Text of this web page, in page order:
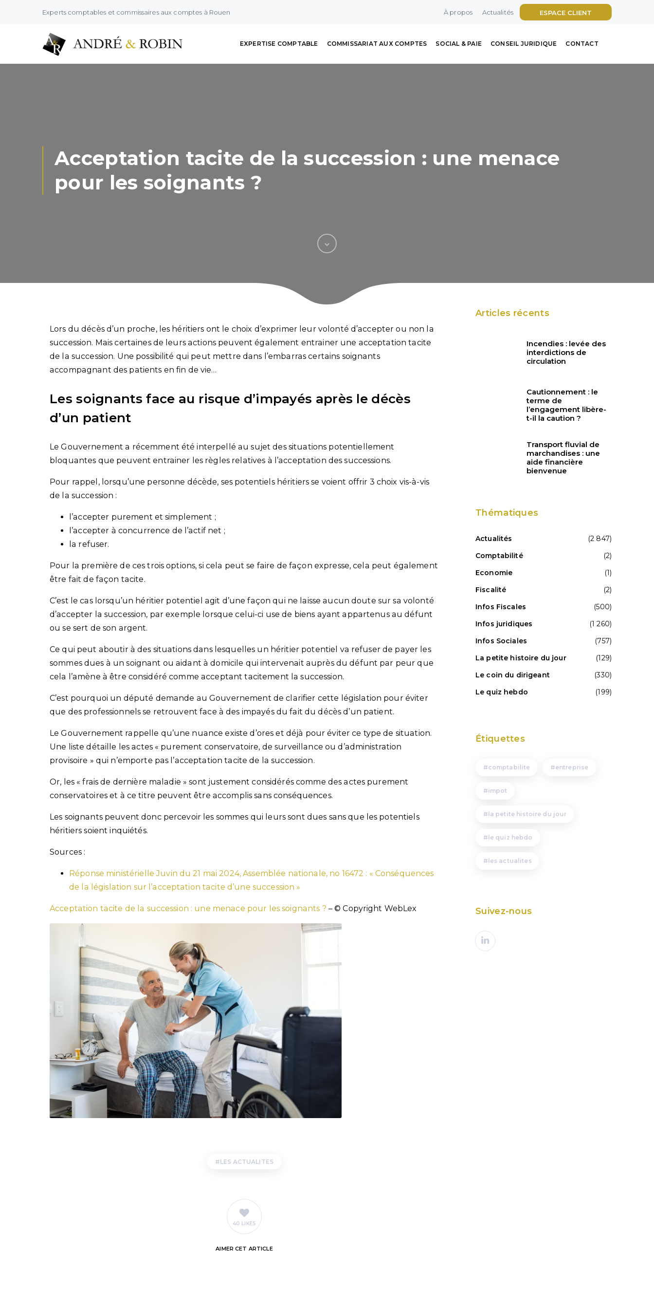
Experts comptables et commissaires aux comptes à Rouen ESPACE CLIENT
À propos Actualités
EXPERTISE COMPTABLE COMMISSARIAT AUX COMPTES SOCIAL & PAIE CONSEIL JURIDIQUE CONTACT
Acceptation tacite de la succession : une menace
pour les soignants ?
Lors du décès d’un proche, les héritiers ont le choix d’exprimer leur volonté d’accepter ou non la
succession. Mais certaines de leurs actions peuvent également entrainer une acceptation tacite
de la succession. Une possibilité qui peut mettre dans l’embarras certains soignants
accompagnant des patients en fin de vie…
Les soignants face au risque d’impayés après le décès
d’un patient
Le Gouvernement a récemment été interpellé au sujet des situations potentiellement
bloquantes que peuvent entrainer les règles relatives à l’acceptation des successions.
Pour rappel, lorsqu’une personne décède, ses potentiels héritiers se voient offrir 3 choix vis-à-vis
de la succession :
l’accepter purement et simplement ;
l’accepter à concurrence de l’actif net ;
la refuser.
Pour la première de ces trois options, si cela peut se faire de façon expresse, cela peut également
être fait de façon tacite.
C’est le cas lorsqu’un héritier potentiel agit d’une façon qui ne laisse aucun doute sur sa volonté
d’accepter la succession, par exemple lorsque celui-ci use de biens ayant appartenus au défunt
ou se sert de son argent.
Ce qui peut aboutir à des situations dans lesquelles un héritier potentiel va refuser de payer les
sommes dues à un soignant ou aidant à domicile qui intervenait auprès du défunt par peur que
cela l’amène à être considéré comme acceptant tacitement la succession.
C’est pourquoi un député demande au Gouvernement de clarifier cette législation pour éviter
que des professionnels se retrouvent face à des impayés du fait du décès d’un patient.
Le Gouvernement rappelle qu’une nuance existe d’ores et déjà pour éviter ce type de situation.
Une liste détaille les actes « purement conservatoire, de surveillance ou d’administration
provisoire » qui n’emporte pas l’acceptation tacite de la succession.
Or, les « frais de dernière maladie » sont justement considérés comme des actes purement
conservatoires et à ce titre peuvent être accomplis sans conséquences.
Les soignants peuvent donc percevoir les sommes qui leurs sont dues sans que les potentiels
héritiers soient inquiétés.
Sources :
Réponse ministérielle Juvin du 21 mai 2024, Assemblée nationale, no 16472 : « Conséquences
de la législation sur l’acceptation tacite d’une succession »
Acceptation tacite de la succession : une menace pour les soignants ? – © Copyright WebLex
LES ACTUALITES
40 LIKES
AIMER CET ARTICLE
Articles récents
Incendies : levée des
interdictions de
circulation
Cautionnement : le
terme de
l’engagement libère-
t-il la caution ?
Transport fluvial de
marchandises : une
aide financière
bienvenue
Thématiques
Actualités
(2 847)
Comptabilité
(2)
Economie
(1)
Fiscalité
(2)
Infos Fiscales
(500)
Infos juridiques
(1 260)
Infos Sociales
(757)
La petite histoire du jour
(129)
Le coin du dirigeant
(330)
Le quiz hebdo
(199)
Étiquettes
comptabilite entreprise
impot
la petite histoire du jour
le quiz hebdo
les actualites
Suivez-nous